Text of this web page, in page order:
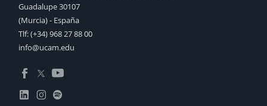
Guadalupe 30107
(Murcia) - España
Tlf:(+34) 968 27 88 00
info@ucam.edu